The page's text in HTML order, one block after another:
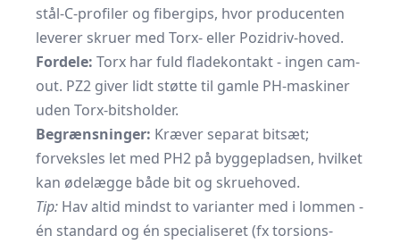
stål-C-profiler og fibergips, hvor producenten
leverer skruer med Torx- eller Pozidriv-hoved.
Fordele: Torx har fuld flade­kontakt - ingen cam-
out. PZ2 giver lidt støtte til gamle PH-maskiner
uden Torx-bitsholder.
Begrænsninger: Kræver separat bit­sæt;
forveksles let med PH2 på byggepladsen, hvilket
kan ødelægge både bit og skruehoved.
Tip: Hav altid mindst to varianter med i lommen -
én standard og én specialiseret (fx torsions-